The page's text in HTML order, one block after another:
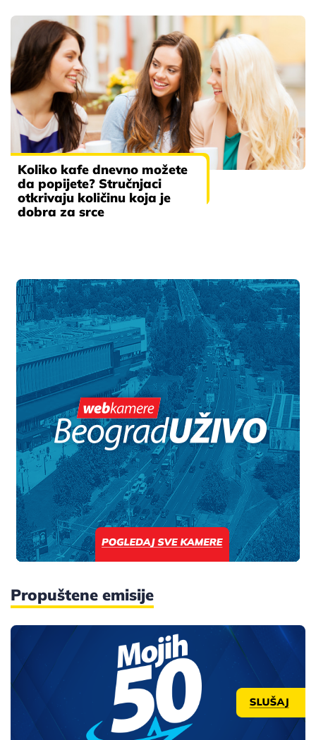
Koliko kafe dnevno možete
da popijete? Stručnjaci
otkrivaju količinu koja je
dobra za srce
Propuštene emisije